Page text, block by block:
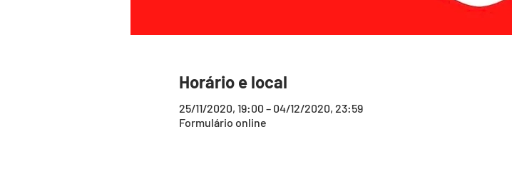
Horário e local
25/11/2020, 19:00 – 04/12/2020, 23:59
Formulário online